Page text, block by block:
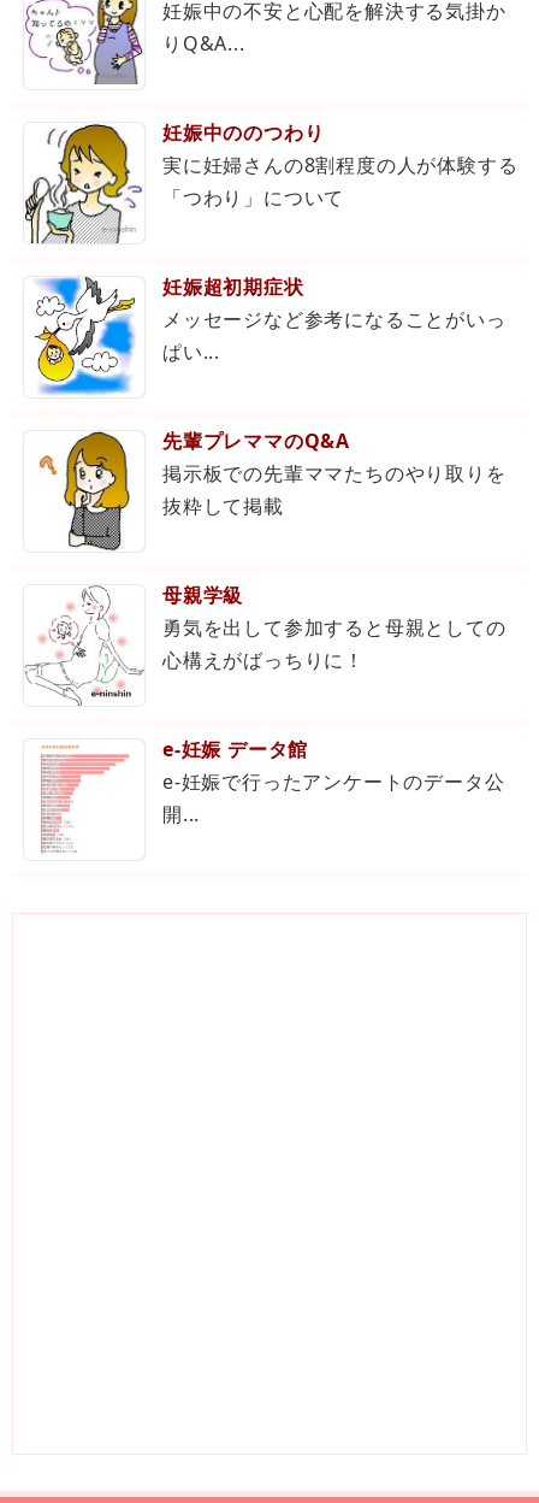
妊娠中の不安と心配を解決する気掛か
りQ&A...
妊娠中ののつわり
実に妊婦さんの8割程度の人が体験する
「つわり」について
妊娠超初期症状
メッセージなど参考になることがいっ
ぱい...
先輩プレママのQ&A
掲示板での先輩ママたちのやり取りを
抜粋して掲載
母親学級
勇気を出して参加すると母親としての
心構えがばっちりに！
e-妊娠 データ館
e-妊娠で行ったアンケートのデータ公
開...